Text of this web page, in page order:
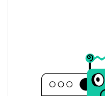
Apertura/cierre de ayer